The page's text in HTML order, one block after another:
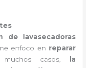
de lavasecadoras
enfoco en reparar
casos,
la